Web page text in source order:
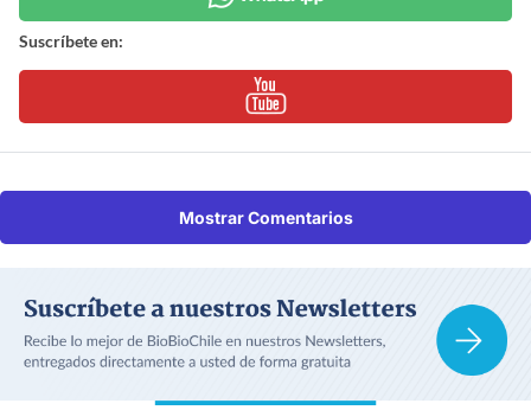
Suscríbete en:
Mostrar Comentarios